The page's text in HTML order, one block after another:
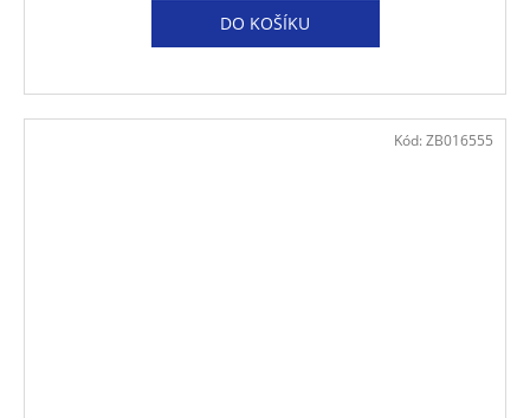
DO KOŠÍKU
Kód: ZB016555